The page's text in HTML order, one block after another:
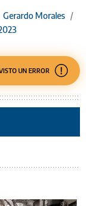
Gerardo Morales /
UN ERROR